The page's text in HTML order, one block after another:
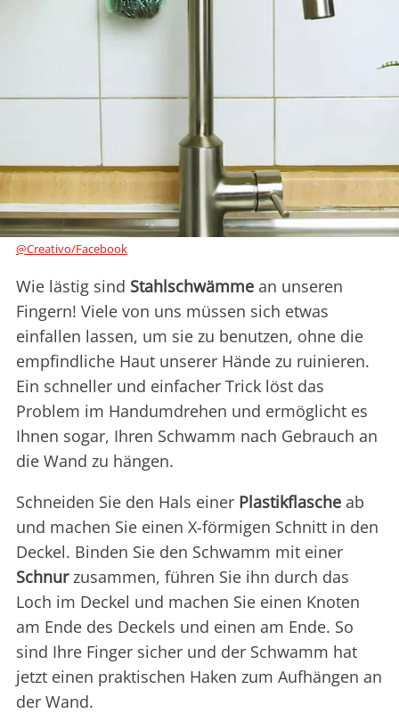
@Creativo/Facebook
Wie lästig sind Stahlschwämme an unseren
Fingern! Viele von uns müssen sich etwas
einfallen lassen, um sie zu benutzen, ohne die
empfindliche Haut unserer Hände zu ruinieren.
Ein schneller und einfacher Trick löst das
Problem im Handumdrehen und ermöglicht es
Ihnen sogar, Ihren Schwamm nach Gebrauch an
die Wand zu hängen.
Schneiden Sie den Hals einer Plastikflasche ab
und machen Sie einen X-förmigen Schnitt in den
Deckel. Binden Sie den Schwamm mit einer
Schnurzusammen, führen Sie ihn durch das
Loch im Deckel und machen Sie einen Knoten
am Ende des Deckels und einen am Ende. So
sind Ihre Finger sicher und der Schwamm hat
jetzt einen praktischen Haken zum Aufhängen an
der Wand.